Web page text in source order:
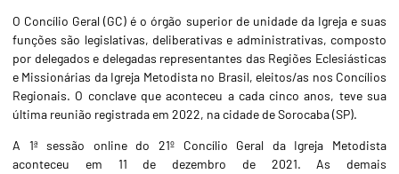
O Concílio Geral (GC) é o órgão superior de unidade da Igreja e suas
funções são legislativas, deliberativas e administrativas, composto
por delegados e delegadas representantes das Regiões Eclesiásticas
e Missionárias da Igreja Metodista no Brasil, eleitos/as nos Concílios
Regionais. O conclave que aconteceu a cada cinco anos, teve sua
última reunião registrada em 2022, na cidade de Sorocaba (SP).
A 1ª sessão online do 21º Concílio Geral da Igreja Metodista
aconteceu em 11 de dezembro de 2021. As demais